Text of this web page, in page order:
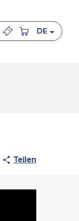
DE
Teilen